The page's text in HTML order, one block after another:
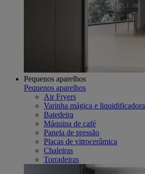
Pequenos aparelhos
Pequenos aparelhos
Air Fryers
Varinha mágica e liquidificadora
Batedeira
Máquina de café
Panela de pressão
Placas de vitrocerâmica
Chaleiras
Torradeiras